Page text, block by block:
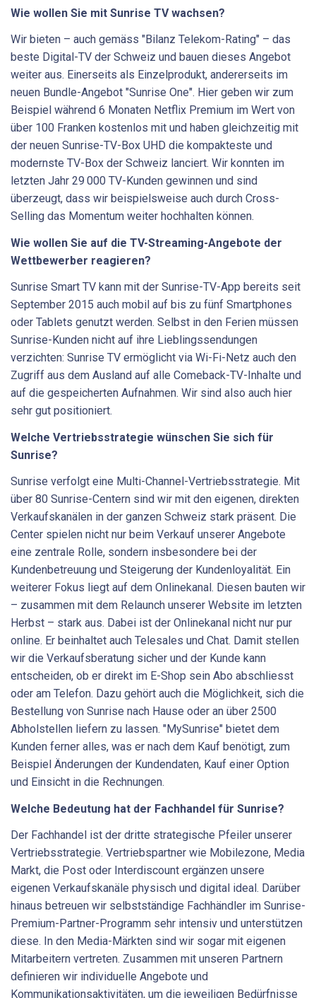
Wie wollen Sie mit Sunrise TV wachsen?
Wir bieten – auch gemäss "Bilanz Telekom-Rating" – das
beste Digital-TV der Schweiz und bauen dieses Angebot
weiter aus. Einerseits als Einzelprodukt, andererseits im
neuen Bundle-Angebot "Sunrise One". Hier geben wir zum
Beispiel während 6 Monaten Netflix Premium im Wert von
über 100 Franken kostenlos mit und haben gleichzeitig mit
der neuen Sunrise-TV-Box UHD die kompakteste und
modernste TV-Box der Schweiz lanciert. Wir konnten im
letzten Jahr 29 000 TV-Kunden gewinnen und sind
überzeugt, dass wir beispielsweise auch durch Cross-
Selling das Momentum weiter hochhalten können.
Wie wollen Sie auf die TV-Streaming-Angebote der
Wett­bewerber reagieren?
Sunrise Smart TV kann mit der Sunrise-TV-App bereits seit
September 2015 auch mobil auf bis zu fünf Smartphones
oder Tablets genutzt werden. Selbst in den Ferien müssen
Sunrise-Kunden nicht auf ihre Lieblingssendungen
verzichten: Sunrise TV ermöglicht via Wi-Fi-Netz auch den
Zugriff aus dem Ausland auf alle Comeback-TV-Inhalte und
auf die gespeicherten Aufnahmen. Wir sind also auch hier
sehr gut positioniert.
Welche Vertriebsstrategie wünschen Sie sich für
Sunrise?
Sunrise verfolgt eine Multi-Channel-Vertriebsstrategie. Mit
über 80 Sunrise-Centern sind wir mit den eigenen, direkten
Verkaufskanälen in der ganzen Schweiz stark präsent. Die
Center spielen nicht nur beim Verkauf unserer Angebote
eine zentrale Rolle, sondern insbesondere bei der
Kundenbetreuung und Steigerung der Kunden­loyalität. Ein
weiterer Fokus liegt auf dem Onlinekanal. Diesen bauten wir
– zusammen mit dem Relaunch unserer Website im letzten
Herbst – stark aus. Dabei ist der Onlinekanal nicht nur pur
online. Er beinhaltet auch ­Telesales und Chat. Damit stellen
wir die Verkaufsberatung sicher und der Kunde kann
entscheiden, ob er direkt im E-Shop sein Abo abschliesst
oder am Telefon. Dazu gehört auch die Möglichkeit, sich die
Bestellung von Sunrise nach Hause oder an über 2500
Abholstellen liefern zu lassen. "MySunrise" bietet dem
Kunden ferner alles, was er nach dem Kauf benötigt, zum
Beispiel Änderungen der Kundendaten, Kauf einer Option
und Einsicht in die Rechnungen.
Welche Bedeutung hat der Fachhandel für Sunrise?
Der Fachhandel ist der dritte strategische Pfeiler unserer
Vertriebsstrategie. Vertriebspartner wie Mobilezone, Media
Markt, die Post oder Interdiscount ergänzen unsere
eigenen Verkaufskanäle physisch und digital ideal. Darüber
hinaus betreuen wir selbstständige Fachhändler im Sunrise-
Premium-Partner-Programm sehr intensiv und unterstützen
diese. In den Media-Märkten sind wir sogar mit eigenen
Mitarbeitern vertreten. Zusammen mit unseren Partnern
definieren wir individuelle Angebote und
Kommunikationsaktivitäten, um die jeweiligen Bedürfnisse